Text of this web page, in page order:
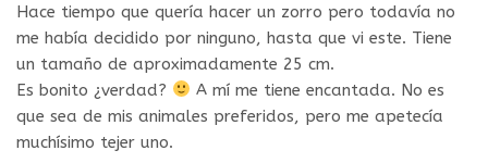
Hace tiempo que quería hacer un zorro pero todavía no
me había decidido por ninguno, hasta que vi este. Tiene
un tamaño de aproximadamente 25 cm.
Es bonito ¿verdad?
A mí me tiene encantada. No es
que sea de mis animales preferidos, pero me apetecía
muchísimo tejer uno.